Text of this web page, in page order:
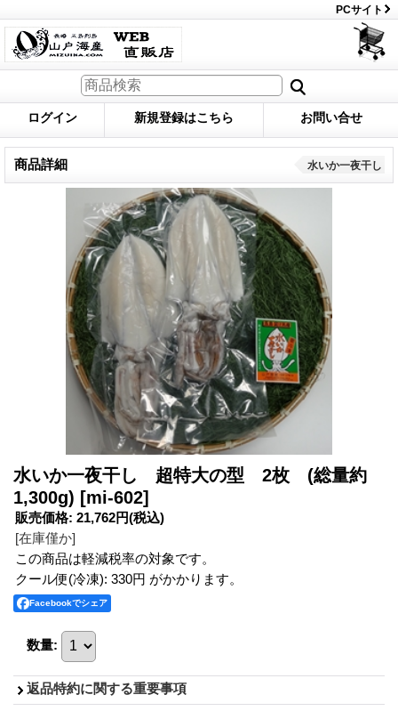
PCサイト
ログイン 新規登録はこちら お問い合せ
商品詳細 水いか一夜干し
水いか一夜干し 超特大の型 2枚 (総量約
1,300g) [mi-602]
販売価格: 21,762円(税込)
[在庫僅か]
この商品は軽減税率の対象です。
クール便(冷凍): 330円 がかかります。
Facebookでシェア
数量:
返品特約に関する重要事項